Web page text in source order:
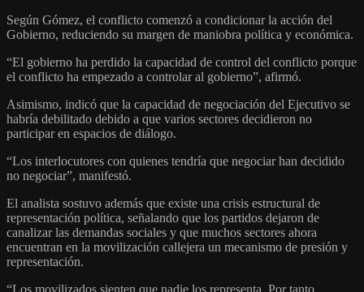
Según Gómez, el conflicto comenzó a condicionar la acción del
Gobierno, reduciendo su margen de maniobra política y económica.
“El gobierno ha perdido la capacidad de control del conflicto porque
el conflicto ha empezado a controlar al gobierno”, afirmó.
Asimismo, indicó que la capacidad de negociación del Ejecutivo se
habría debilitado debido a que varios sectores decidieron no
participar en espacios de diálogo.
“Los interlocutores con quienes tendría que negociar han decidido
no negociar”, manifestó.
El analista sostuvo además que existe una crisis estructural de
representación política, señalando que los partidos dejaron de
canalizar las demandas sociales y que muchos sectores ahora
encuentran en la movilización callejera un mecanismo de presión y
representación.
“Los movilizados sienten que nadie los representa. Por tanto,